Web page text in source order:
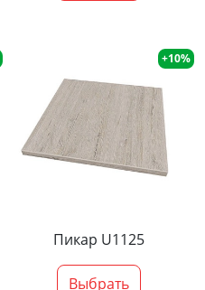
+10%
Пикар U1125
Выбрать